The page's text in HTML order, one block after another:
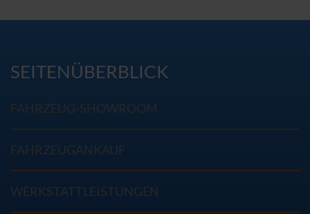
SEITENÜBERBLICK
FAHRZEUG-SHOWROOM
FAHRZEUGANKAUF
WERKSTATTLEISTUNGEN